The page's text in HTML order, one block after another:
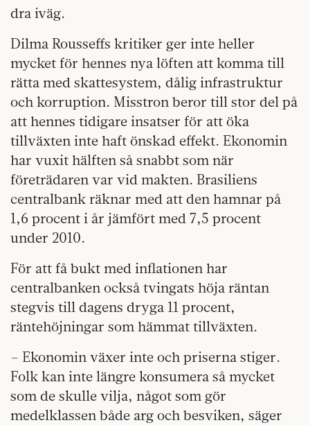
dra iväg.
Dilma Rousseffs kritiker ger inte heller
mycket för hennes nya löften att komma till
rätta med skattesystem, dålig infrastruktur
och korruption. Misstron beror till stor del på
att hennes tidigare insatser för att öka
tillväxten inte haft önskad effekt. Ekonomin
har vuxit hälften så snabbt som när
företrädaren var vid makten. Brasiliens
centralbank räknar med att den hamnar på
1,6 procent i år jämfört med 7,5 procent
under 2010.
För att få bukt med inflationen har
centralbanken också tvingats höja räntan
stegvis till dagens dryga 11 procent,
räntehöjningar som hämmat tillväxten.
– Ekonomin växer inte och priserna stiger.
Folk kan inte längre konsumera så mycket
som de skulle vilja, något som gör
medelklassen både arg och besviken, säger